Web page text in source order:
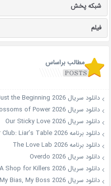
شبکه پخش
فیلم
مطالب براساس
دانلود سریال The Affair Was Just the Beginning 2026
دانلود سریال Blossoms of Power 2026
دانلود سریال Our Sticky Love 2026
دانلود برنامه Murder Club: Liar’s Table 2026
دانلود برنامه The Love Lab 2026
دانلود سریال Overdo 2026
دانلود سریال A Shop for Killers 2026
دانلود سریال My Bias, My Boss 2026